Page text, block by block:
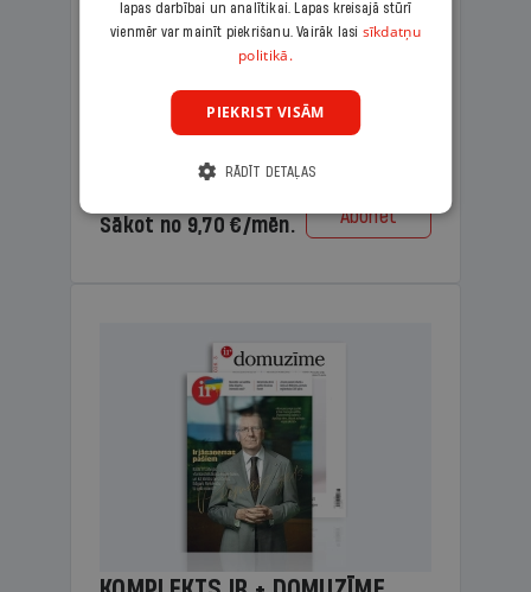
KOMPLEKTS IR + LASIS
Ģimenes komplekts – aizraujošs
lasāmžurnāls bērniem un analītiska
lasāmviela vecākiem.
Sākot no 9,70 €/mēn. Abonēt
lapas darbībai un analītikai. Lapas kreisajā stūrī
vienmēr var mainīt piekrišanu. Vairāk lasi sīkdatņu
politikā.
PIEKRIST VISĀM
RĀDĪT DETAĻAS